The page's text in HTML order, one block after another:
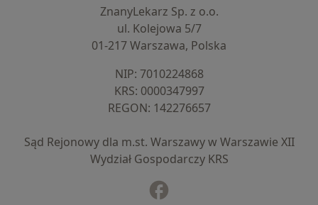
ZnanyLekarz Sp. z o.o.
ul. Kolejowa 5/7
01-217 Warszawa, Polska
NIP: ⁠7010224868
KRS: ⁠0000347997
REGON: ⁠142276657
Sąd Rejonowy dla m.st. Warszawy w Warszawie XII
Wydział Gospodarczy KRS